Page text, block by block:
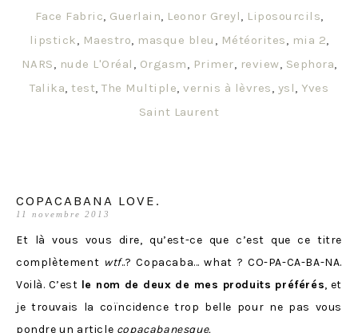
Face Fabric Guerlain Leonor Greyl Liposourcils
lipstick
Maestro masque bleu Météorites mia 2
NARS
nude L'Oréal Orgasm Primer review Sephora
Talika test The Multiple vernis à lèvres ysl
Yves
Saint Laurent
COPACABANA LOVE.
11 novembre 2013
Et là vous vous dire, qu’est-ce que c’est que ce titre
complètement wtf..? Copacaba… what ? CO-PA-CA-BA-NA.
Voilà. C’est le nom de deux de mes produits préférés, et
je trouvais la coïncidence trop belle pour ne pas vous
pondre un article copacabanesque.